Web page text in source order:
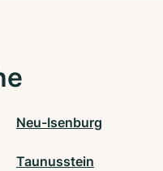
Neu-Isenburg
Taunusstein